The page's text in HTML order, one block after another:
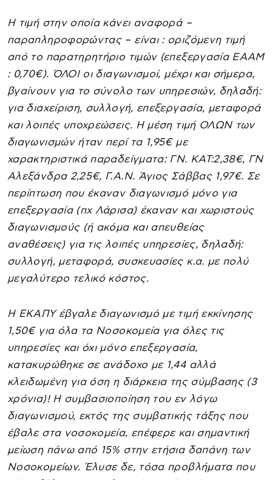
Η τιμή στην οποία κάνει αναφορά –
παραπληροφορώντας – είναι : οριζόμενη τιμή
από το παρατηρητήριο τιμών (επεξεργασία ΕΑΑΜ
: 0,70€). ΌΛΟΙ οι διαγωνισμοί, μέχρι και σήμερα,
βγαίνουν για το σύνολο των υπηρεσιών, δηλαδή:
για διαχείριση, συλλογή, επεξεργασία, μεταφορά
και λοιπές υποχρεώσεις. Η μέση τιμή ΟΛΩΝ των
διαγωνισμών ήταν περί τα 1,95€ με
χαρακτηριστικά παραδείγματα: ΓΝ. ΚΑΤ:2,38€, ΓΝ
Αλεξάνδρα 2,25€, Γ.Α.Ν. Άγιος Σάββας 1,97€. Σε
περίπτωση που έκαναν διαγωνισμό μόνο για
επεξεργασία (πχ Λάρισα) έκαναν και χωριστούς
διαγωνισμούς (ή ακόμα και απευθείας
αναθέσεις) για τις λοιπές υπηρεσίες, δηλαδή:
συλλογή, μεταφορά, συσκευασίες κ.α. με πολύ
μεγαλύτερο τελικό κόστος.
Η ΕΚΑΠΥ έβγαλε διαγωνισμό με τιμή εκκίνησης
1,50€ για όλα τα Νοσοκομεία για όλες τις
υπηρεσίες και όχι μόνο επεξεργασία,
κατακυρώθηκε σε ανάδοχο με 1,44 αλλά
κλειδωμένη για όση η διάρκεια της σύμβασης (3
χρόνια)! Η συμβασιοποίηση του εν λόγω
διαγωνισμού, εκτός της συμβατικής τάξης που
έβαλε στα νοσοκομεία, επέφερε και σημαντική
μείωση πάνω από 15% στην ετήσια δαπάνη των
Νοσοκομείων. Έλυσε δε, τόσα προβλήματα που